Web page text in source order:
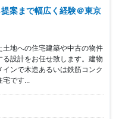
案まで幅広く経験＠東京
土地への住宅建築や中古の物件
る設計をお任せ致します。建物
インで木造あるいは鉄筋コンク
宅です...